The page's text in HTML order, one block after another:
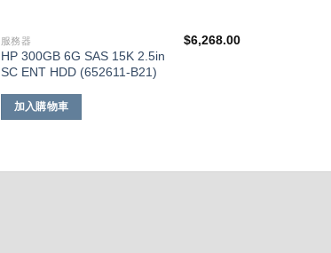
服務器
HP 300GB 6G SAS 15K 2.5in
SC ENT HDD (652611-B21)
$6,268.00
加入購物車